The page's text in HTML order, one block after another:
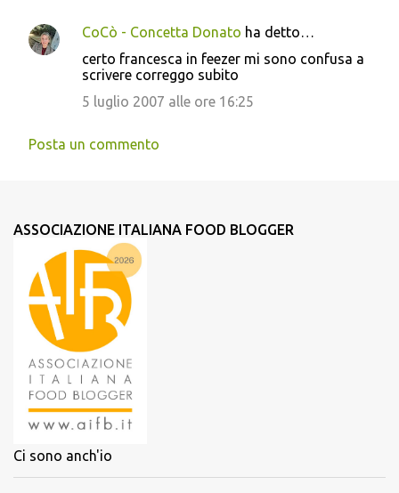
CoCò - Concetta Donato ha detto…
certo francesca in feezer mi sono confusa a
scrivere correggo subito
5 luglio 2007 alle ore 16:25
Posta un commento
ASSOCIAZIONE ITALIANA FOOD BLOGGER
Ci sono anch'io